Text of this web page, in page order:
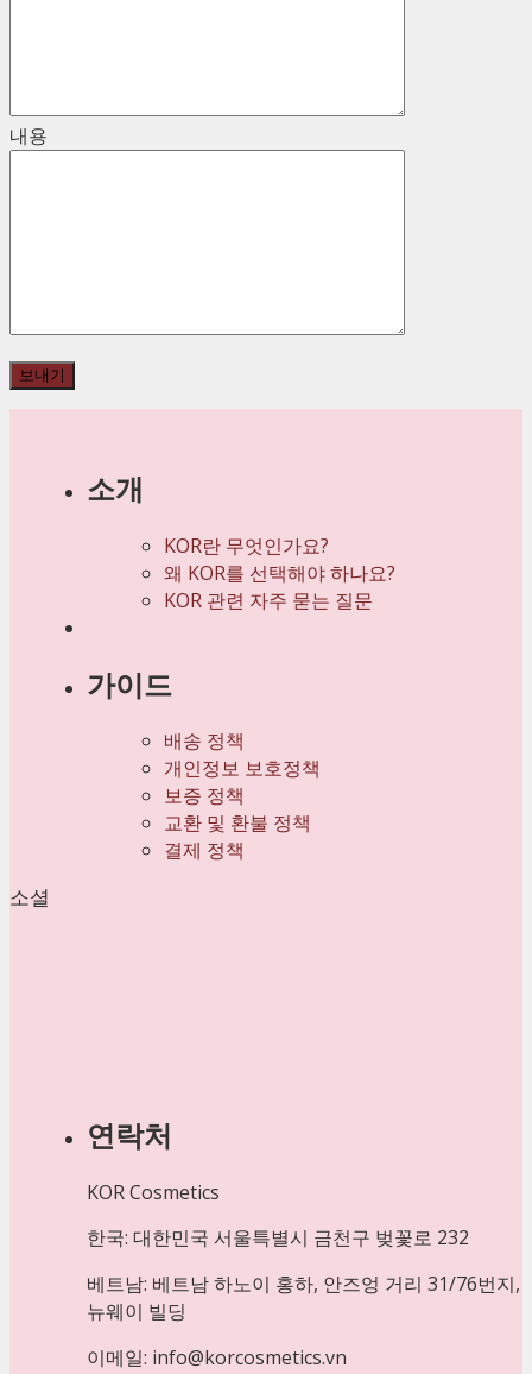
내용
소개
KOR란 무엇인가요?
왜 KOR를 선택해야 하나요?
KOR 관련 자주 묻는 질문
가이드
배송 정책
개인정보 보호정책
보증 정책
교환 및 환불 정책
결제 정책
소셜
연락처
KOR Cosmetics
한국: 대한민국 서울특별시 금천구 벚꽃로 232
베트남: 베트남 하노이 홍하, 안즈엉 거리 31/76번지,
뉴웨이 빌딩
이메일: info@korcosmetics.vn